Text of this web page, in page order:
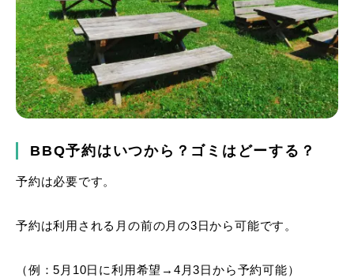
BBQ予約はいつから？ゴミはどーする？
予約は必要です。
予約は利用される月の前の月の3日から可能です。
（例：5月10日に利用希望→4月3日から予約可能）